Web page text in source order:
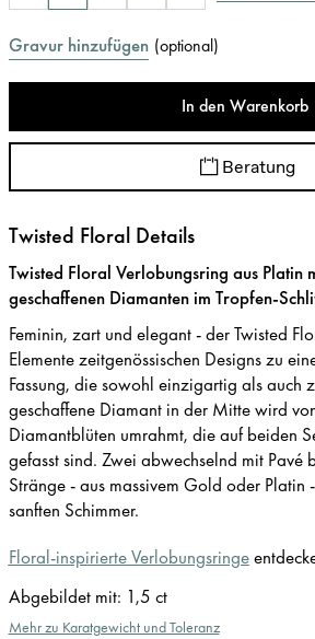
Gravur hinzufügen (optional)
In den Warenkorb
Beratung
Twisted Floral Details
Twisted Floral Verlobungsring aus Platin
geschaffenen Diamanten im Tropfen-
Feminin, zart und elegant - der Twisted
Elemente zeitgenössischen Designs zu
Fassung, die sowohl einzigartig als auch
geschaffene Diamant in der Mitte wird
Diamantblüten umrahmt, die auf beiden
gefasst sind. Zwei abwechselnd mit Pavé
Stränge - aus massivem Gold oder Platin
sanften Schimmer.
Floral-inspirierte Verlobungsringe
Abgebildet mit: 1,5 ct
Mehr zu Karatgewicht und Toleranz